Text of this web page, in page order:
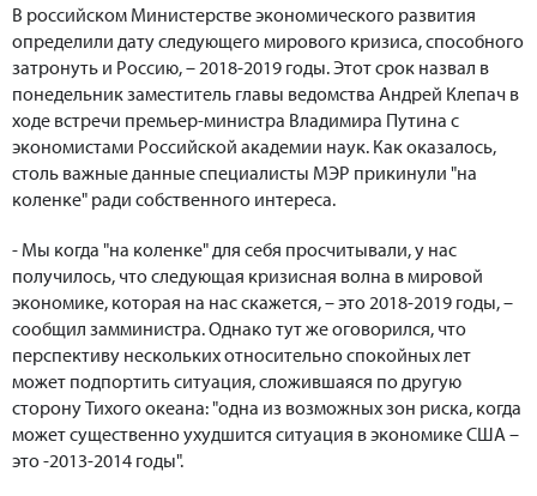
В российском Министерстве экономического развития
определили дату следующего мирового кризиса, способного
затронуть и Россию, – 2018-2019 годы. Этот срок назвал в
понедельник заместитель главы ведомства Андрей Клепач в
ходе встречи премьер-министра Владимира Путина с
экономистами Российской академии наук. Как оказалось,
столь важные данные специалисты МЭР прикинули "на
коленке" ради собственного интереса.
- Мы когда "на коленке" для себя просчитывали, у нас
получилось, что следующая кризисная волна в мировой
экономике, которая на нас скажется, – это 2018-2019 годы, –
сообщил замминистра. Однако тут же оговорился, что
перспективу нескольких относительно спокойных лет
может подпортить ситуация, сложившаяся по другую
сторону Тихого океана: "одна из возможных зон риска, когда
может существенно ухудшится ситуация в экономике США –
это -2013-2014 годы".